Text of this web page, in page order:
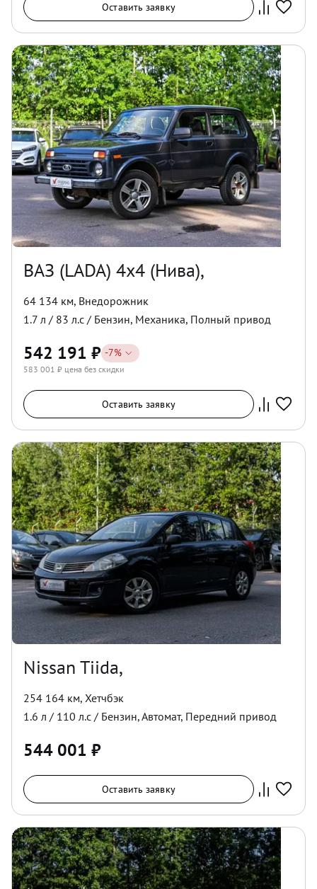
Оставить заявку
ВАЗ (LADA) 4x4 (Нива),
64 134 км, Внедорожник
1.7 л / 83 л.с / Бензин, Механика, Полный привод
542 191 ₽ -7%
583 001 ₽ цена без скидки
Оставить заявку
Nissan Tiida,
254 164 км, Хетчбэк
1.6 л / 110 л.с / Бензин,Автомат, Передний привод
544 001 ₽
Оставить заявку